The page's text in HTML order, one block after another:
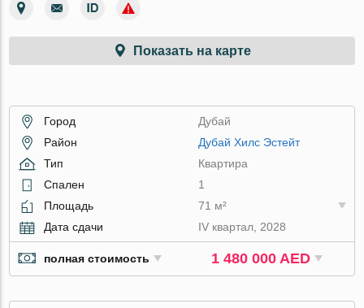
Показать на карте
Город
Дубай
Район
Дубай Хилс Эстейт
Тип
Квартира
Спален
1
Площадь
71 м²
Дата сдачи
IV квартал, 2028
полная стоимость 1 480 000 AED